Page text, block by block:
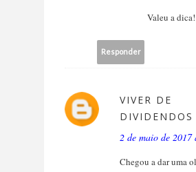
Valeu a dica!
Responder
VIVER DE
DIVIDENDOS
2 de maio de 2017
Chegou a dar uma